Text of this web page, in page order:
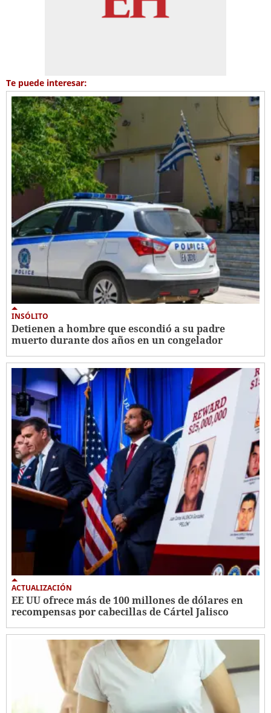
Te puede interesar:
INSÓLITO
Detienen a hombre que escondió a su padre
muerto durante dos años en un congelador
ACTUALIZACIÓN
EE UU ofrece más de 100 millones de dólares en
recompensas por cabecillas de Cártel Jalisco